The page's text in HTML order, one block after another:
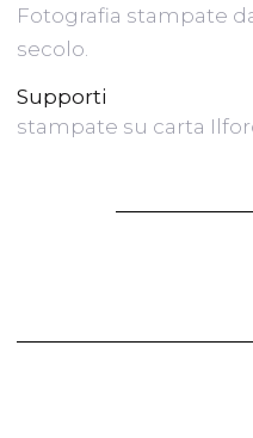
Fotografia stampate
secolo.
Supporti
stampate su carta